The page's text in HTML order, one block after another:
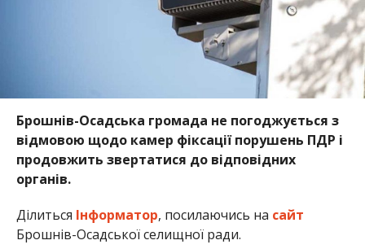
Брошнів-Осадська громада не погоджується з
відмовою щодо камер фіксації порушень ПДР і
продовжить звертатися до відповідних
органів.
Ділиться Інформатор, посилаючись на сайт
Брошнів-Осадської селищної ради.